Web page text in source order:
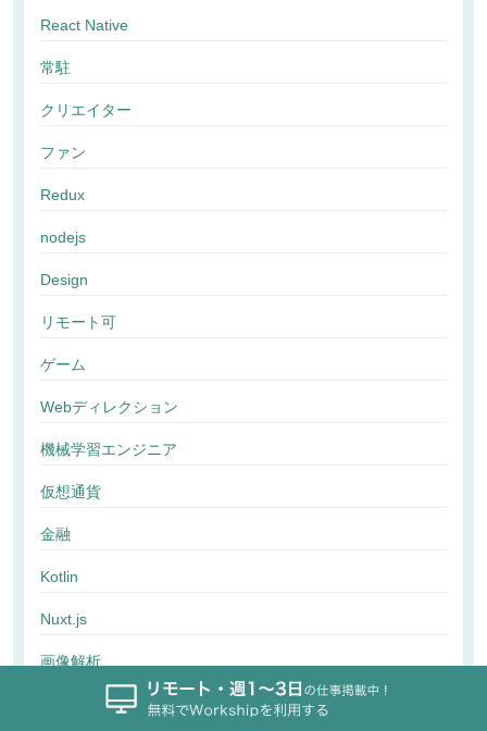
React Native
常駐
クリエイター
ファン
Redux
nodejs
Design
リモート可
ゲーム
Webディレクション
機械学習エンジニア
仮想通貨
金融
Kotlin
Nuxt.js
画像解析